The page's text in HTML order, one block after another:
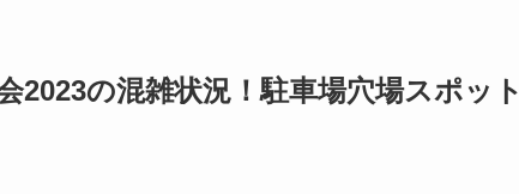
2023の混雑状況！駐車場穴場スポット